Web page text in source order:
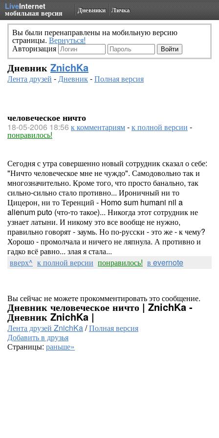
LiveInternet
мобильная версия Дневники Личка
Вы были перенаправлены на мобильную версию
страницы. Вернуться!
Авторизация
Дневник ZnichKa
Лента друзей -Дневник-Полная версия
человеческое ничто
18-05-2006 18:56 к комментариям-к полной версии -
понравилось!
Сегодня с утра совершенно новый сотрудник сказал о себе:
"Ничто человеческое мне не чуждо". Самодовольно так и
многозначительно. Кроме того, что просто банально, так
сильно-сильно стало противно... Ироничный ни то
Цицерон, ни то Теренций - Homo sum humani nil a
alienum puto (что-то такое)... Никогда этот сотрудник не
узнает латыни. И никому это все вообще не нужно,
правильно говорят - заумь. Но по-русски - это же - к чему?
Хорошо - промолчала и ничего не ляпнула. А противно и
гадко всё равно... злая я стала...
вверх^ к полной версии понравилось! в evernote
Вы сейчас не можете прокомментировать это сообщение.
Дневник человеческое ничто | ZnichKa -
Дневник ZnichKa |
Лента друзей ZnichKa/Полная версия
Добавить в друзья
Страницы: раньше»